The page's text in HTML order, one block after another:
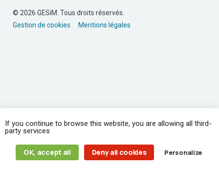
© 2026 GESiM. Tous droits réservés.
Gestion de cookies
Mentions légales
If you continue to browse this website, you are allowing all third-
party services
OK, accept all Deny all cookies Personalize